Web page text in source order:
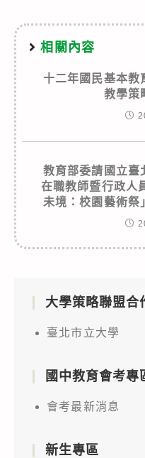
相關內容
十二年國民基本教
教學策
教育部委請國立臺
在職教師暨行政人
未境：校園藝術祭
大學策略聯盟合
臺北市立大學
國中教育會考專
會考最新消息
新生專區